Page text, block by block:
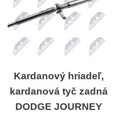
Kardanový hriadeľ,
kardanová tyč zadná
DODGE JOURNEY